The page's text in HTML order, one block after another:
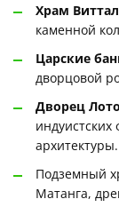
Храм
каменной
Царские
дворцовой
Дворец
архитектуры.
Подземный
Матанга,